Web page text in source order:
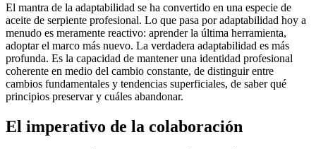
El mantra de la adaptabilidad se ha convertido en una especie de
aceite de serpiente profesional. Lo que pasa por adaptabilidad hoy a
menudo es meramente reactivo: aprender la última herramienta,
adoptar el marco más nuevo. La verdadera adaptabilidad es más
profunda. Es la capacidad de mantener una identidad profesional
coherente en medio del cambio constante, de distinguir entre
cambios fundamentales y tendencias superficiales, de saber qué
principios preservar y cuáles abandonar.
El imperativo de la colaboración